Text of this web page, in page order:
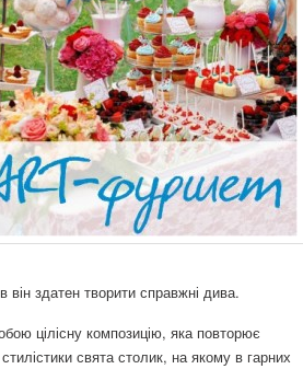
він здатен творити справжні дива.
цілісну композицію, яка повторює
свята столик, на якому в гарних